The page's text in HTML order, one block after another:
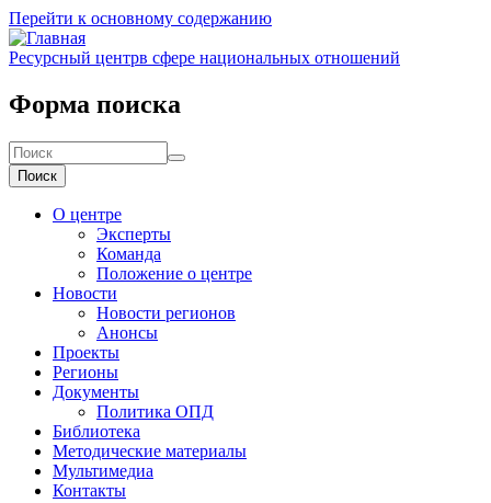
Перейти к основному содержанию
Ресурсный центрв сфере национальных отношений
Форма поиска
Поиск
О центре
Эксперты
Команда
Положение о центре
Новости
Новости регионов
Анонсы
Проекты
Регионы
Документы
Политика ОПД
Библиотека
Методические материалы
Мультимедиа
Контакты